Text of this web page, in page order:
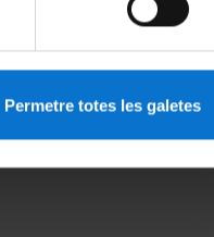
Permetre totes les galetes